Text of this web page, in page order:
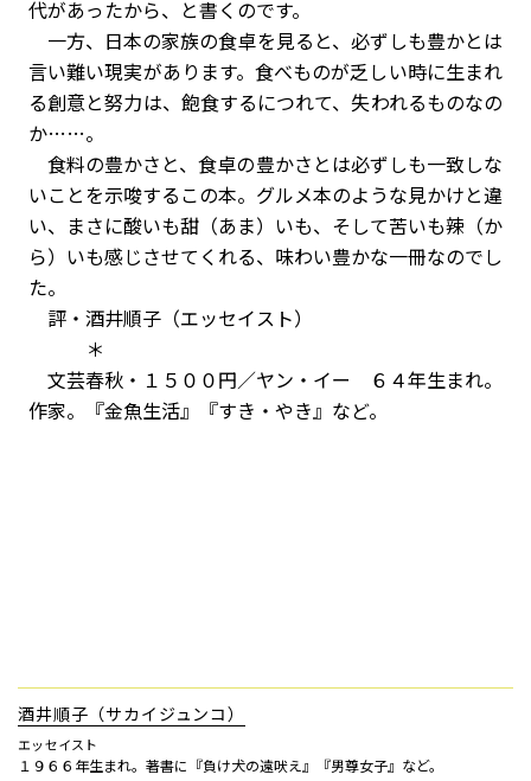
代があったから、と書くのです。
一方、日本の家族の食卓を見ると、必ずしも豊かとは
言い難い現実があります。食べものが乏しい時に生まれ
る創意と努力は、飽食するにつれて、失われるものなの
か……。
食料の豊かさと、食卓の豊かさとは必ずしも一致しな
いことを示唆するこの本。グルメ本のような見かけと違
い、まさに酸いも甜（あま）いも、そして苦いも辣（か
ら）いも感じさせてくれる、味わい豊かな一冊なのでし
た。
評・酒井順子（エッセイスト）
＊
文芸春秋・１５００円／ヤン・イー ６４年生まれ。
作家。『金魚生活』『すき・やき』など。
酒井順子（サカイジュンコ）
エッセイスト
１９６６年生まれ。著書に『負け犬の遠吠え』『男尊女子』など。